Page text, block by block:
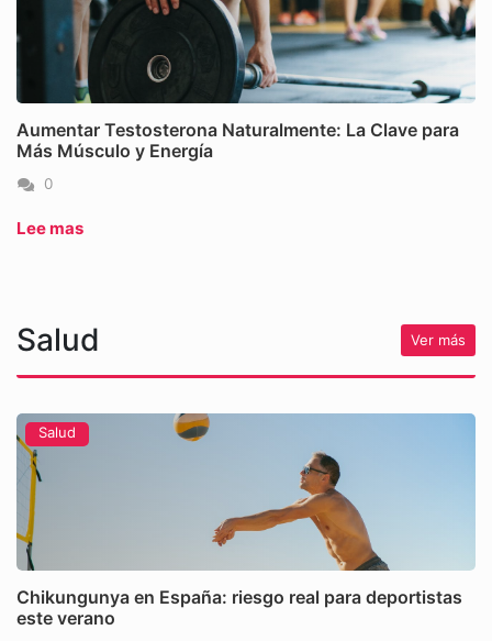
Aumentar Testosterona Naturalmente: La Clave para
Más Músculo y Energía
0
Lee mas
Salud Ver más
Salud
Chikungunya en España: riesgo real para deportistas
este verano